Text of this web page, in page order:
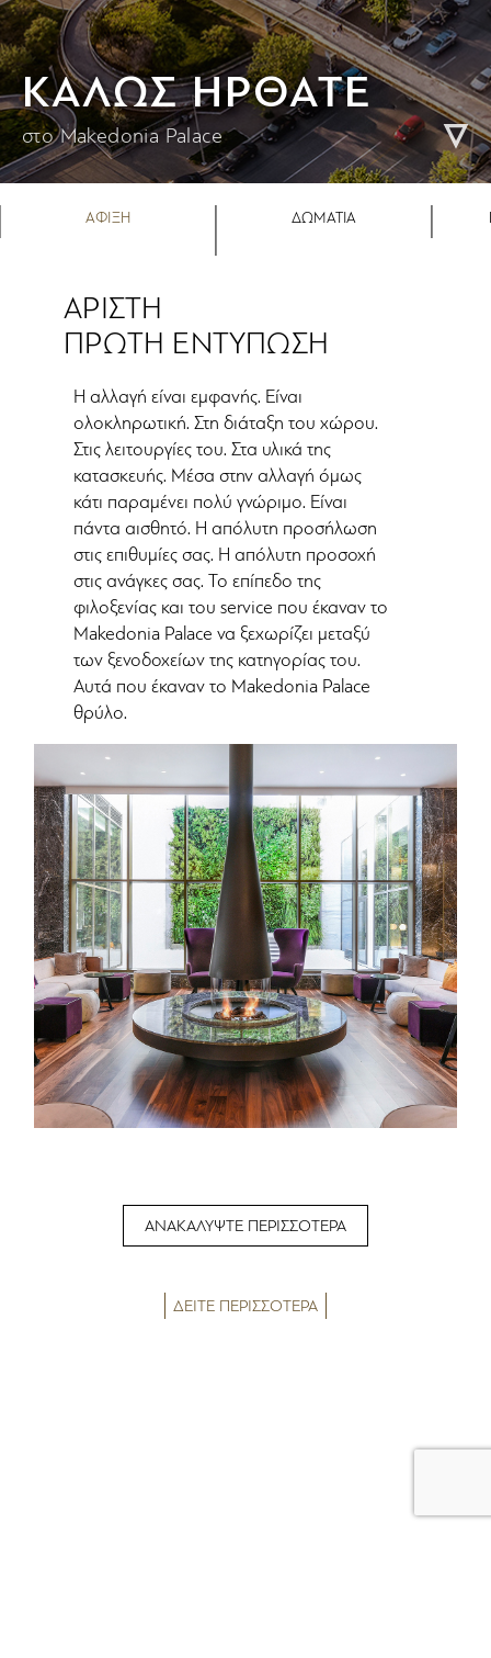
KΑΛΩΣ ΗΡΘΑΤΕ
στο Makedonia Palace
ΑΦΙΞΗ ΔΩΜΑΤΙΑ
ΑΡΙΣΤΗ
ΠΡΩΤΗ ΕΝΤΥΠΩΣΗ
Η αλλαγή είναι εμφανής. Είναι
ολοκληρωτική. Στη διάταξη του χώρου.
Στις λειτουργίες του. Στα υλικά της
κατασκευής. Μέσα στην αλλαγή όμως
κάτι παραμένει πολύ γνώριμο. Είναι
πάντα αισθητό. Η απόλυτη προσήλωση
στις επιθυμίες σας. Η απόλυτη προσοχή
στις ανάγκες σας. Το επίπεδο της
φιλοξενίας και του service που έκαναν το
Makedonia Palace να ξεχωρίζει μεταξύ
των ξενοδοχείων της κατηγορίας του.
Αυτά που έκαναν το Makedonia Palace
θρύλο.
ΑΝΑΚΑΛΥΨΤΕ ΠΕΡΙΣΣΟΤΕΡΑ
ΔΕΙΤΕ ΠΕΡΙΣΣΟΤΕΡΑ